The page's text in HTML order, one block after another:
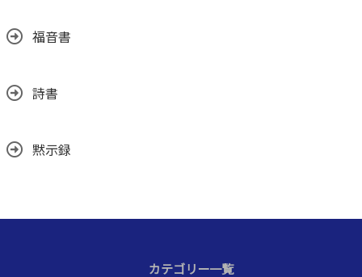
福音書
詩書
黙示録
カテゴリー一覧